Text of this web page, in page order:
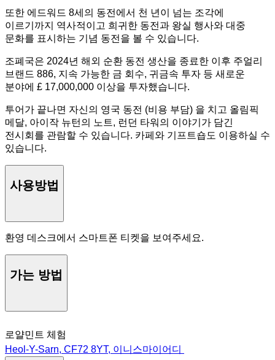
또한 에드워드 8세의 동전에서 천 년이 넘는 조각에
이르기까지 역사적이고 희귀한 동전과 왕실 행사와 대중
문화를 표시하는 기념 동전을 볼 수 있습니다.
조폐국은 2024년 해외 순환 동전 생산을 종료한 이후 주얼리
브랜드 886, 지속 가능한 금 회수, 귀금속 투자 등 새로운
분야에 £ 17,000,000 이상을 투자했습니다.
투어가 끝나면 자신의 영국 동전 (비용 부담) 을 치고 올림픽
메달, 아이작 뉴턴의 노트, 런던 타워의 이야기가 담긴
전시회를 관람할 수 있습니다. 카페와 기프트숍도 이용하실 수
있습니다.
사용방법
환영 데스크에서 스마트폰 티켓을 보여주세요.
가는 방법
로얄민트 체험
Heol-Y-Sarn, CF72 8YT, 이니스마이어디